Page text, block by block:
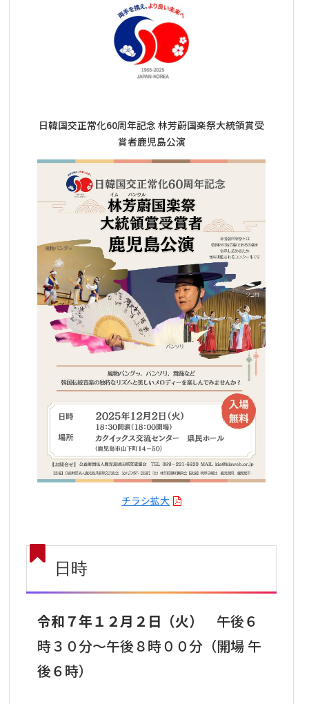
日韓国交正常化60周年記念 林芳蔚国楽祭大統領賞受
賞者鹿児島公演
チラシ拡大
日時
令和７年１２月２日（火）
午後６
時３０分～午後８時００分（開場 午
後６時）